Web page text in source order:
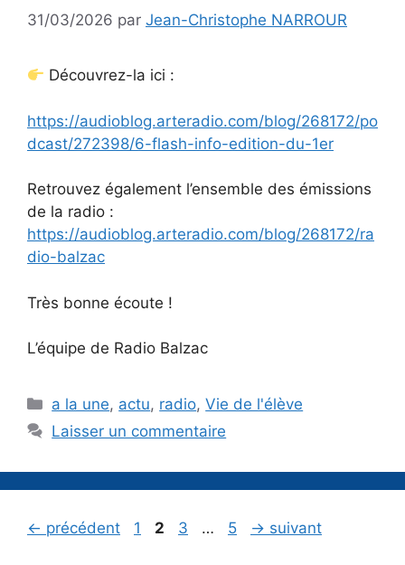
31/03/2026 par Jean-Christophe NARROUR
Découvrez-la ici :
https://audioblog.arteradio.com/blog/268172/po
dcast/272398/6-flash-info-edition-du-1er
Retrouvez également l’ensemble des émissions
de la radio :
https://audioblog.arteradio.com/blog/268172/ra
dio-balzac
Très bonne écoute !
L’équipe de Radio Balzac
Catégories
a la une, actu, radio,Vie de l'élève
Laisser un commentaire
← précédent Page
1 Page
2 Page
3 … Page
5 → suivant